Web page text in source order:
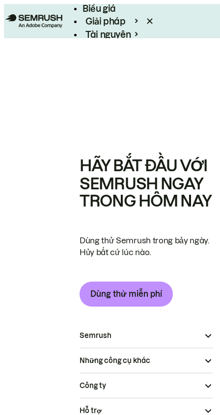
Biểu giá
Giải pháp
Tài nguyên
HÃY BẮT ĐẦU VỚI
SEMRUSH NGAY
TRONG HÔM NAY
Dùng thử Semrush trong bảy ngày.
Hủy bất cứ lúc nào.
Dùng thử miễn phí
Semrush
Những công cụ khác
Công ty
Hỗ trợ